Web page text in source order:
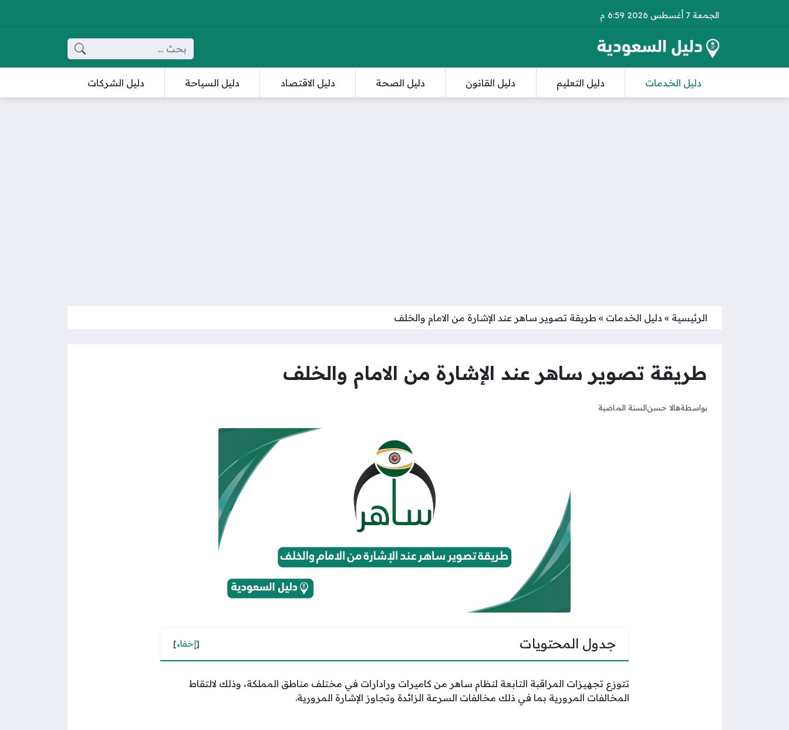
الجمعة 7 أغسطس 2026 6:59 م
البحث عن:
دليل الخدمات دليل التعليم دليل القانون دليل الصحة دليل الاقتصاد دليل السياحة دليل الشركات
الرئيسية » دليل الخدمات » طريقة تصوير ساهر عند الإشارة من الامام والخلف
طريقة تصوير ساهر عند الإشارة من الامام والخلف
بواسطةهالا حسنالسنة الماضية
جدول المحتويات [إخفاء]
تتوزع تجهيزات المراقبة التابعة لنظام ساهر من كاميرات ورادارات في مختلف مناطق المملكة، وذلك لالتقاط
المخالفات المرورية بما في ذلك مخالفات السرعة الزائدة وتجاوز الإشارة المرورية.